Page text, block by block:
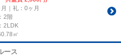
｜礼：0ヶ月
2階
2LDK
㎡
ース